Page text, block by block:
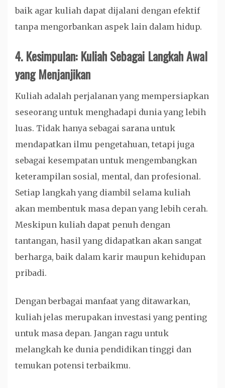
baik agar kuliah dapat dijalani dengan efektif
tanpa mengorbankan aspek lain dalam hidup.
4.Kesimpulan: Kuliah Sebagai Langkah Awal
yang Menjanjikan
Kuliah adalah perjalanan yang mempersiapkan
seseorang untuk menghadapi dunia yang lebih
luas. Tidak hanya sebagai sarana untuk
mendapatkan ilmu pengetahuan, tetapi juga
sebagai kesempatan untuk mengembangkan
keterampilan sosial, mental, dan profesional.
Setiap langkah yang diambil selama kuliah
akan membentuk masa depan yang lebih cerah.
Meskipun kuliah dapat penuh dengan
tantangan, hasil yang didapatkan akan sangat
berharga, baik dalam karir maupun kehidupan
pribadi.
Dengan berbagai manfaat yang ditawarkan,
kuliah jelas merupakan investasi yang penting
untuk masa depan. Jangan ragu untuk
melangkah ke dunia pendidikan tinggi dan
temukan potensi terbaikmu.